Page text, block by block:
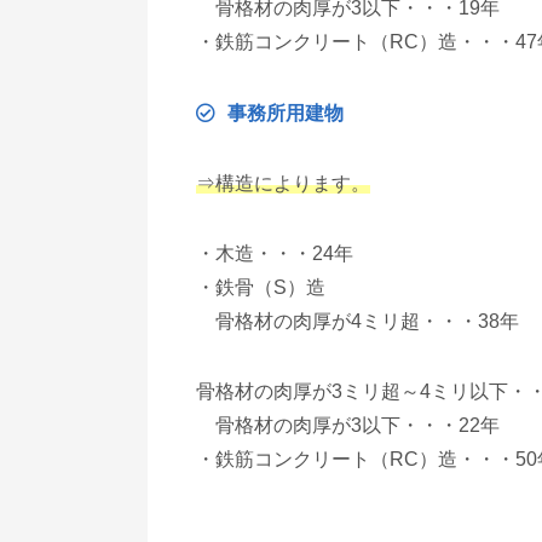
骨格材の肉厚が3以下・・・19年
・鉄筋コンクリート（RC）造・・・47
事務所用建物
⇒構造によります。
・木造・・・24年
・鉄骨（S）造
骨格材の肉厚が4ミリ超・・・38年
骨格材の肉厚が3ミリ超～4ミリ以下・
骨格材の肉厚が3以下・・・22年
・鉄筋コンクリート（RC）造・・・50